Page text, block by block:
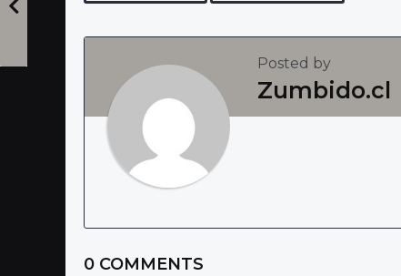
g
o
n
Posted by
Zumbido.cl
0 COMMENTS